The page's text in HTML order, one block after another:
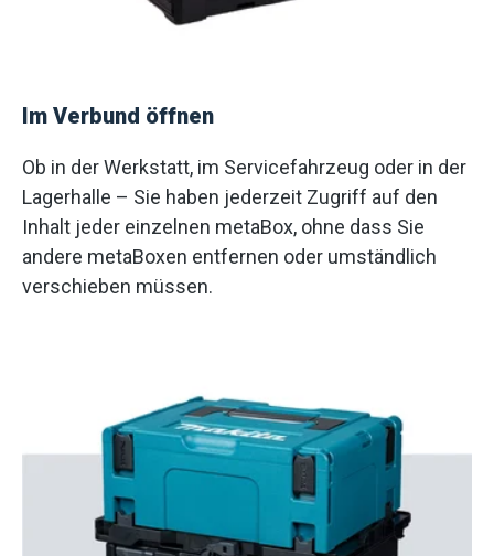
Im Verbund öffnen
Ob in der Werkstatt, im Servicefahrzeug oder in der
Lagerhalle – Sie haben jederzeit Zugriff auf den
Inhalt jeder einzelnen metaBox, ohne dass Sie
andere metaBoxen entfernen oder umständlich
verschieben müssen.